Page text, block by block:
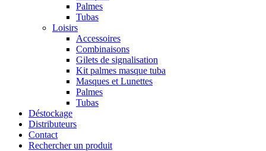
Palmes
Tubas
Loisirs
Accessoires
Combinaisons
Gilets de signalisation
Kit palmes masque tuba
Masques et Lunettes
Palmes
Tubas
Déstockage
Distributeurs
Contact
Rechercher un produit